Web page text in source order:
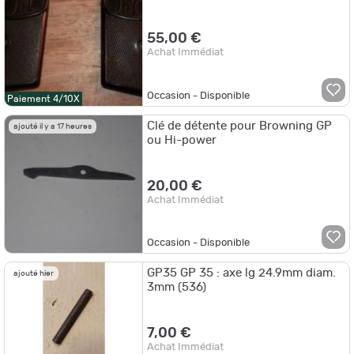
Paiement 4/10X
55,00 €
Achat Immédiat
Occasion - Disponible
ajouté il y a 17 heures
Clé de détente pour Browning GP
ou Hi-power
20,00 €
Achat Immédiat
Occasion - Disponible
ajouté hier
GP35 GP 35 : axe lg 24.9mm diam.
3mm (536)
7,00 €
Achat Immédiat